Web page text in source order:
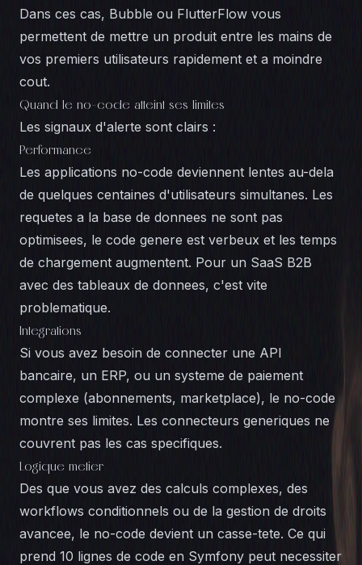
Dans ces cas, Bubble ou FlutterFlow vous
permettent de mettre un produit entre les mains de
vos premiers utilisateurs rapidement et a moindre
cout.
Quand le no-code atteint ses limites
Les signaux d'alerte sont clairs :
Performance
Les applications no-code deviennent lentes au-dela
de quelques centaines d'utilisateurs simultanes. Les
requetes a la base de donnees ne sont pas
optimisees, le code genere est verbeux et les temps
de chargement augmentent. Pour un SaaS B2B
avec des tableaux de donnees, c'est vite
problematique.
Integrations
Si vous avez besoin de connecter une API
bancaire, un ERP, ou un systeme de paiement
complexe (abonnements, marketplace), le no-code
montre ses limites. Les connecteurs generiques ne
couvrent pas les cas specifiques.
Logique metier
Des que vous avez des calculs complexes, des
workflows conditionnels ou de la gestion de droits
avancee, le no-code devient un casse-tete. Ce qui
prend 10 lignes de code en Symfony peut necessiter